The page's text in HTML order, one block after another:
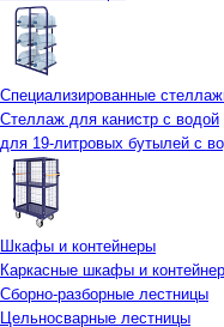
Специализированные
Стеллаж для канистр с водой
для 19-литровых бутылей с
Шкафы и контейнеры
Каркасные шкафы и
Сборно-разборные лестницы
Цельносварные лестницы